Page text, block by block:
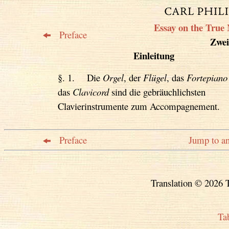
Preface
Essay on the
Einleitung
§. 1. Die Orgel, der Flügel, das Fortepiano
das Clavicordsind die gebräuchlichsten
Clavierinstrumente zum Accompagnement.
Preface Jump to
Translation © 2026